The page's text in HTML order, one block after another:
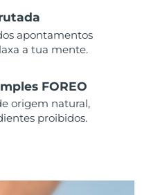
apontamentos
a tua mente.
FOREO
origem natural,
proibidos.
prevista12/08/2026
prevista10/08/2026